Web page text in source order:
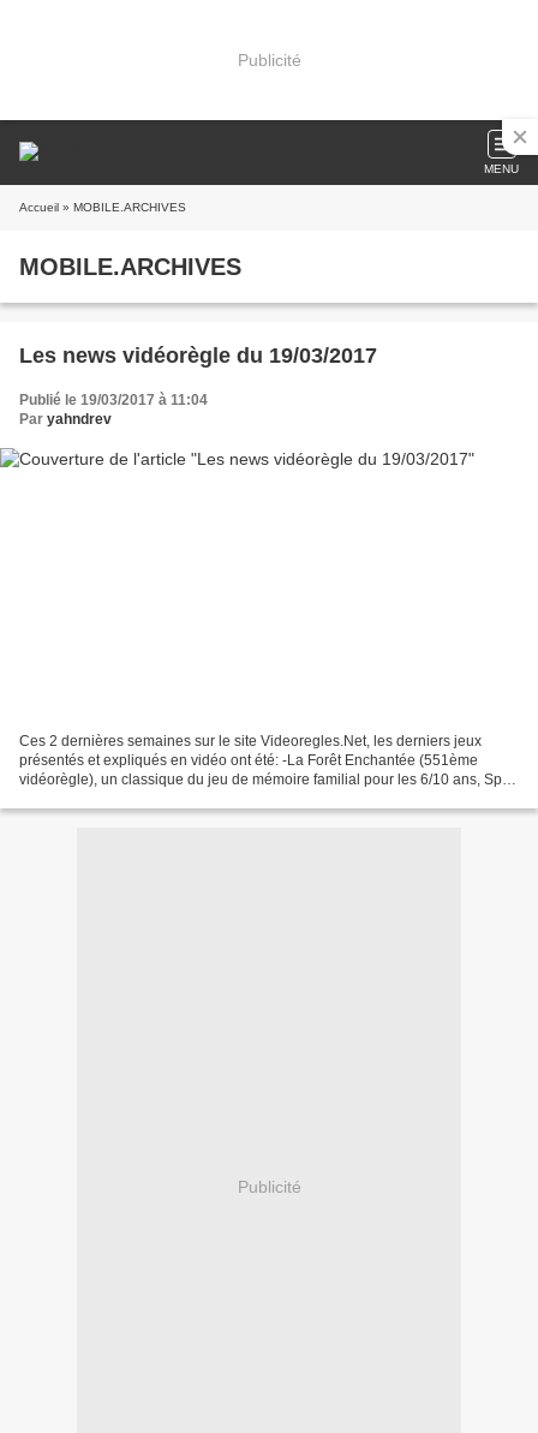
Publicité
MENU
Accueil » MOBILE.ARCHIVES
MOBILE.ARCHIVES
Les news vidéorègle du 19/03/2017
Publié le 19/03/2017 à 11:04
Par yahndrev
Ces 2 dernières semaines sur le site Videoregles.Net, les derniers jeux
présentés et expliqués en vidéo ont été: -La Forêt Enchantée (551ème
vidéorègle), un classique du jeu de mémoire familial pour les 6/10 ans, Spiel
Publicité